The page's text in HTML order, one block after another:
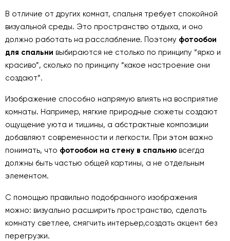
В отличие от других комнат, спальня требует спокойной
визуальной среды. Это пространство отдыха, и оно
должно работать на расслабление. Поэтому фотообои
для спальни выбираются не столько по принципу “ярко и
красиво”, сколько по принципу “какое настроение они
создают”.
Изображение способно напрямую влиять на восприятие
комнаты. Например, мягкие природные сюжеты создают
ощущение уюта и тишины, а абстрактные композиции
добавляют современности и легкости. При этом важно
понимать, что фотообои на стену в спальню всегда
должны быть частью общей картины, а не отдельным
элементом.
С помощью правильно подобранного изображения
можно: визуально расширить пространство, сделать
комнату светлее, смягчить интерьер,создать акцент без
перегрузки.